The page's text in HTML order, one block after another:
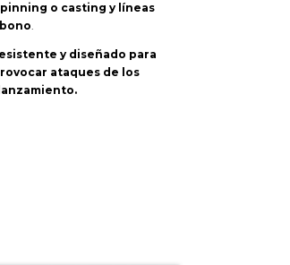
o casting y líneas
.
y diseñado para
ataques de los